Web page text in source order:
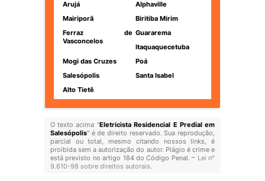
Arujá
Alphaville
Mairiporã
Biritiba Mirim
Ferraz de
Vasconcelos
Guararema
Itaquaquecetuba
Mogi das Cruzes
Poá
Salesópolis
Santa Isabel
Alto Tietê
O texto acima "Eletricista Residencial E Predial em
Salesópolis" é de direito reservado. Sua reprodução,
parcial ou total, mesmo citando nossos links, é
proibida sem a autorização do autor. Plágio é crime e
está previsto no artigo 184 do Código Penal. – Lei n°
9.610-98 sobre direitos autorais.